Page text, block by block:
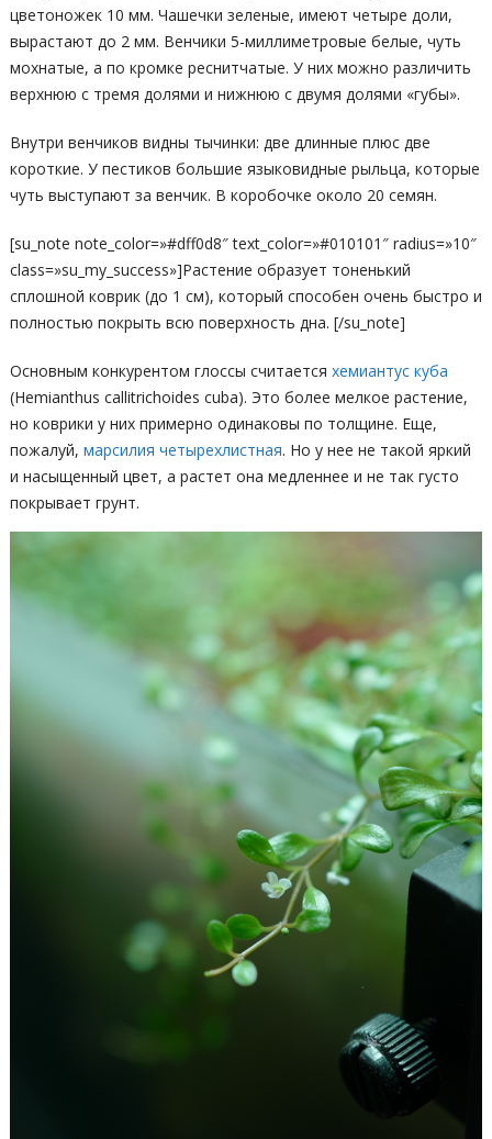
цветоножек 10 мм. Чашечки зеленые, имеют четыре доли,
вырастают до 2 мм. Венчики 5-миллиметровые белые, чуть
мохнатые, а по кромке реснитчатые. У них можно различить
верхнюю с тремя долями и нижнюю с двумя долями «губы».
Внутри венчиков видны тычинки: две длинные плюс две
короткие. У пестиков большие языковидные рыльца, которые
чуть выступают за венчик. В коробочке около 20 семян.
[su_note note_color=»#dff0d8″ text_color=»#010101″ radius=»10″
class=»su_my_success»]Растение образует тоненький
сплошной коврик (до 1 см), который способен очень быстро и
полностью покрыть всю поверхность дна. [/su_note]
Основным конкурентом глоссы считается хемиантус куба
(Hemianthus callitrichoides cuba). Это более мелкое растение,
но коврики у них примерно одинаковы по толщине. Еще,
пожалуй, марсилия четырехлистная. Но у нее не такой яркий
и насыщенный цвет, а растет она медленнее и не так густо
покрывает грунт.